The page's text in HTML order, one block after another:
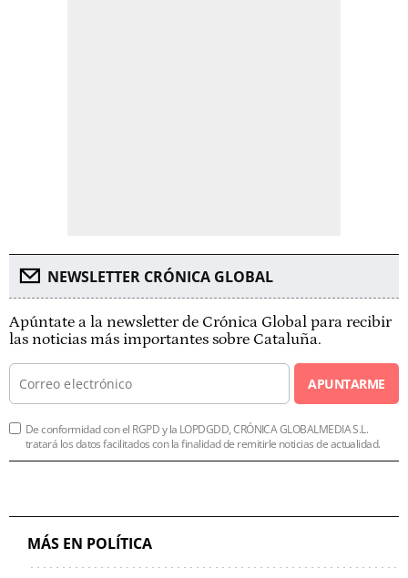
NEWSLETTER CRÓNICA GLOBAL
Apúntate a la newsletter de Crónica Global para recibir
las noticias más importantes sobre Cataluña.
APUNTARME
De conformidad con el RGPD y la LOPDGDD, CRÓNICA GLOBALMEDIA S.L.
tratará los datos facilitados con la finalidad de remitirle noticias de actualidad.
MÁS EN POLÍTICA